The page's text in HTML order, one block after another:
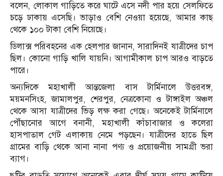
বলেন, লোকাল গাড়িতে করে ঘাটে এসে নদী পার হয়ে সেলফিতে
চড়ে ঢাকায় এসেছি। ভাড়াও বেশি নেওয়া হয়েছে, আমার কাছ
থেকে ১০০ টাকা বেশি নিয়েছে।
ডিলাক্স পরিবহনের এক হেলপার জানান, সারাদিনই যাত্রীদের চাপ
ছিল। কোনো গাড়ি খালি যায়নি। আগামীকাল চাপ আরও বাড়তে
পারে।
অন্যদিকে মহাখালী আন্তজেলা বাস টার্মিনালে উত্তরবঙ্গ,
ময়মনসিংহ, জামালপুর, শেরপুর, নেত্রকোনা ও টাঙ্গাইল অঞ্চল
থেকে আসা যাত্রীদের ভিড় লক্ষ করা গেছে। অনেকেই টার্মিনালে
পৌঁছানোর আগে বনানী, মহাখালী কাঁচাবাজার ও কলেরা
হাসপাতাল গেট এলাকায় নেমে পড়ছেন। যাত্রীদের হাতে ছিল
গ্রামের বাড়ি থেকে আনা নানা পণ্য ও প্রয়োজনীয় সামগ্রী ভরা
ব্যাগ।